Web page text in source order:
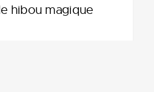
hibou magique